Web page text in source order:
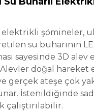
elektrikli şömineler,
su buharının
sayesinde 3D alev
doğal hareket
gerçek ateşe çok
İstenildiğinde
çalıştırılabilir.